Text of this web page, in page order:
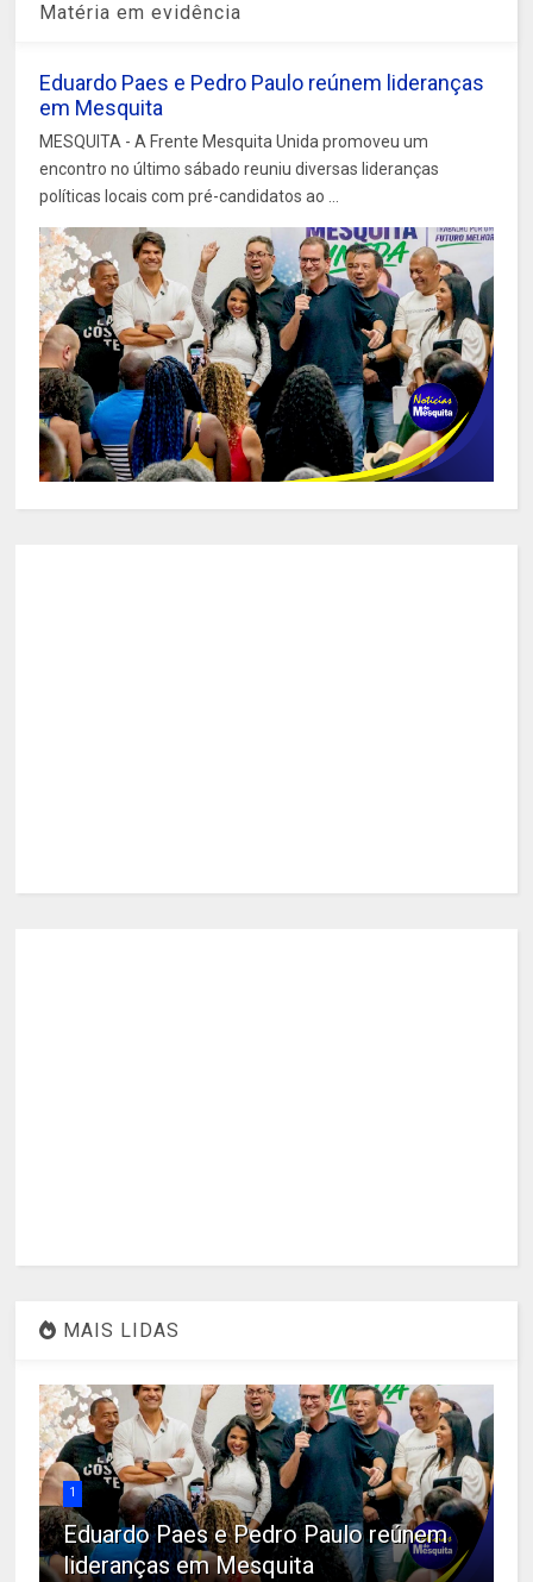
Matéria em evidência
Eduardo Paes e Pedro Paulo reúnem lideranças
em Mesquita
MESQUITA - A Frente Mesquita Unida promoveu um
encontro no último sábado reuniu diversas lideranças
políticas locais com pré-candidatos ao ...
MAIS LIDAS
1
Eduardo Paes e Pedro Paulo reúnem
lideranças em Mesquita